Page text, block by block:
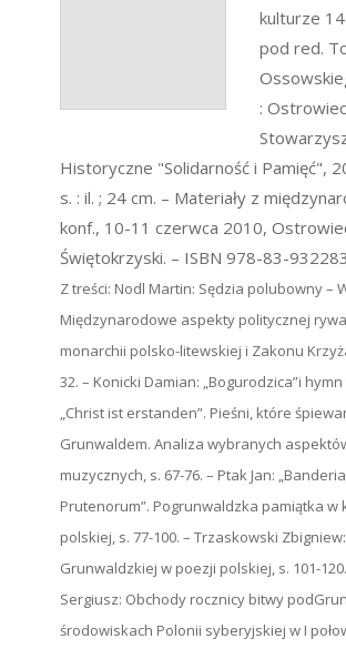
kulturze
pod red.
:
Historyczne "Solidarność i Pamięć",
s. : il. ; 24 cm. – Materiały z
konf., 10-11 czerwca 2010,
Świętokrzyski. – ISBN 978-83-
Z treści: Nodl Martin: Sędzia polubowny –
Międzynarodowe aspekty politycznej
monarchii polsko-litewskiej i Zakonu
32. – Konicki Damian: „Bogurodzica”i
„Christ ist erstanden”. Pieśni, które
Grunwaldem. Analiza wybranych
muzycznych, s. 67-76. – Ptak Jan: „Banderia
Prutenorum”. Pogrunwaldzka pamiątka w
polskiej, s. 77-100. – Trzaskowski
Grunwaldzkiej w poezji polskiej, s. 101-
Sergiusz: Obchody rocznicy bitwy
środowiskach Polonii syberyjskiej w I